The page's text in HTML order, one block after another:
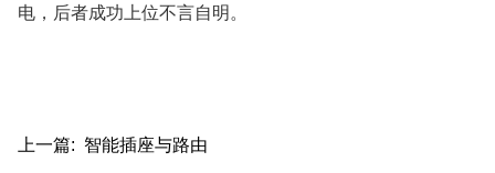
电，后者成功上位不言自明。
上一篇: 智能插座与路由